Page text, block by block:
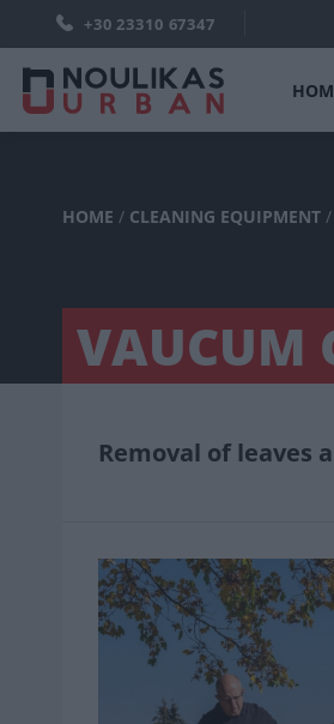
+30 23310 67347
HOME / CLEANING EQUIPMENT /
VAUCUM
Removal of leaves